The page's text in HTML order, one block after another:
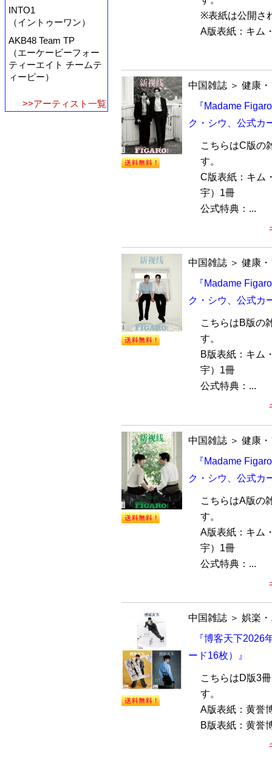
INTO1
（イントゥーワン）
AKB48 Team TP
（エーケービーフォー
ティーエイト チームテ
ィーピー）
>>アーティスト一覧
※表紙は公開さ
A版表紙：キム
中国雑誌 ＞ 健康
『Madame
ク・シウ、公式カ
こちらはC版の
す。
C版表紙：キム
宇）1冊
公式特典：...
中国雑誌 ＞ 健康
『Madame
ク・シウ、公式カ
こちらはB版の
す。
B版表紙：キム
宇）1冊
公式特典：...
中国雑誌 ＞ 健康
『Madame
ク・シウ、公式カ
こちらはA版の
す。
A版表紙：キム
宇）1冊
公式特典：...
中国雑誌 ＞ 娯楽
『博客天下2026
ード16枚）』
こちらはD版3
す。
A版表紙：黄誉
B版表紙：黄誉